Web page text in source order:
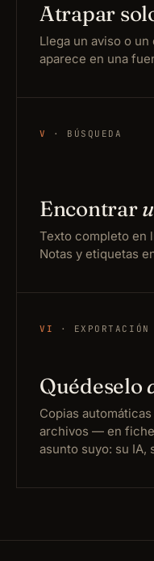
Atrapar
Llega un aviso o
aparece en una
V · BÚSQUEDA
Encontrar
Texto completo en
Notas y etiquetas
VI · EXPORTACIÓN
Quédeselo
Copias
archivos — en
asunto suyo: su IA,